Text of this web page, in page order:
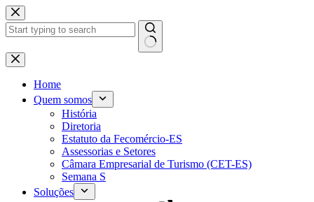
Pular
para
o
Home
Quem somos
História
Diretoria
Estatuto da Fecomércio-ES
Assessorias e Setores
Câmara Empresarial de Turismo (CET-ES)
Semana S
Soluções